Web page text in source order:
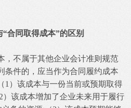
合同取得成本”的区别
，不属于其他企业会计准则规范
条件的，应当作为合同履约成本
1）该成本与一份当前或预期取得
）该成本增加了企业未来用于履行